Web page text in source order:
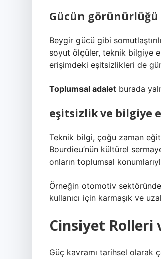
Gücün görünürlüğü
Beygir gücü gibi
soyut ölçüler, teknik bilgiye
erişimdeki eşitsizlikleri de
Toplumsal adalet burada
eşitsizlikve bilgiye
Teknik bilgi, çoğu zaman
Bourdieu’nün kültürel
onların toplumsal
Örneğin otomotiv
kullanıcı için karmaşık ve
Cinsiyet Rolleri
Güç kavramı tarihsel olarak